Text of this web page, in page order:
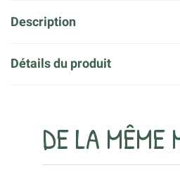
Description
Détails du produit
DE LA MÊME